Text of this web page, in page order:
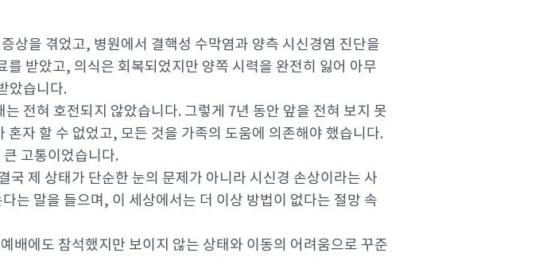
상을 겪었고, 병원에서 결핵성 수막염과 양측 시신경염 진단을
받았고, 의식은 회복되었지만 양쪽 시력을 완전히 잃어 아무
았습니다.
전혀 호전되지 않았습니다. 그렇게 7년 동안 앞을 전혀 보지 못
자 할 수 없었고, 모든 것을 가족의 도움에 의존해야 했습니다.
고통이었습니다.
제 상태가 단순한 눈의 문제가 아니라 시신경 손상이라는 사
는 말을 들으며, 이 세상에서는 더 이상 방법이 없다는 절망 속
배에도 참석했지만 보이지 않는 상태와 이동의 어려움으로 꾸준